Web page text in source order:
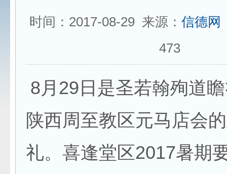
时间：2017-08-29 来源： 信德网
473
8月29日是圣若翰殉道
陕西周至教区元马店会
礼。喜逢堂区2017暑期